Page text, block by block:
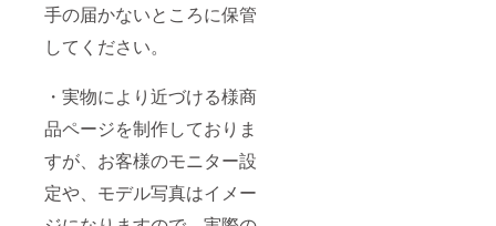
手の届かないところに保管
してください。
・実物により近づける様商
品ページを制作しておりま
すが、お客様のモニター設
定や、モデル写真はイメー